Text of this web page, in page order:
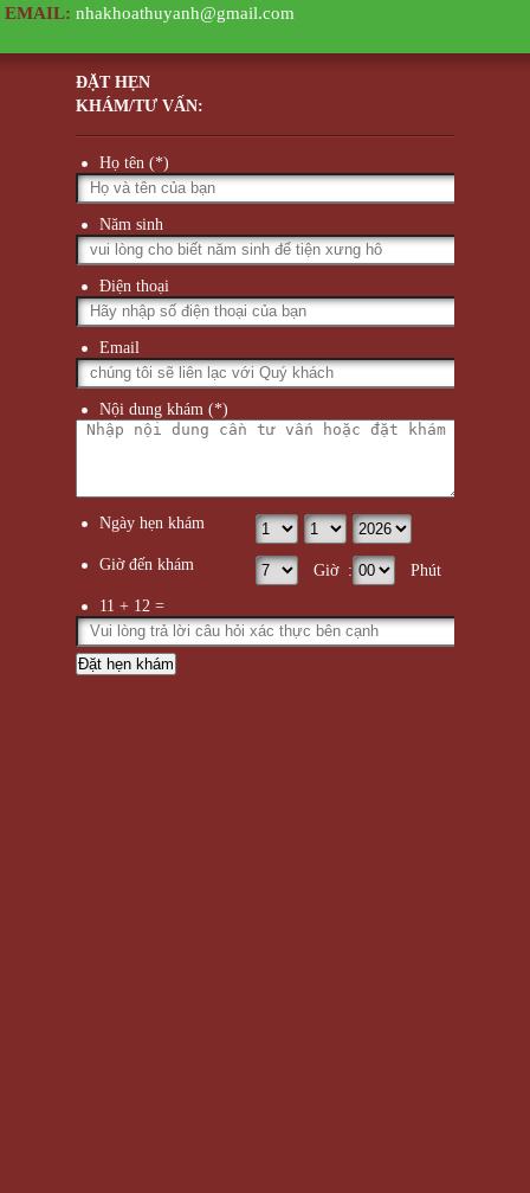
EMAIL: nhakhoathuyanh@gmail.com
ĐẶT HẸN
KHÁM/TƯ VẤN:
Họ tên (*)
Năm sinh
Điện thoại
Email
Nội dung khám (*)
Ngày hẹn khám
Giờ đến khám Giờ :
Phút
11 + 12 =